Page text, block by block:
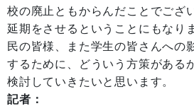
校の廃止ともからんだことでござ
延期をさせるということにもなり
民の皆様、また学生の皆さんへの
するために、どういう方策がある
検討していきたいと思います。
記者：